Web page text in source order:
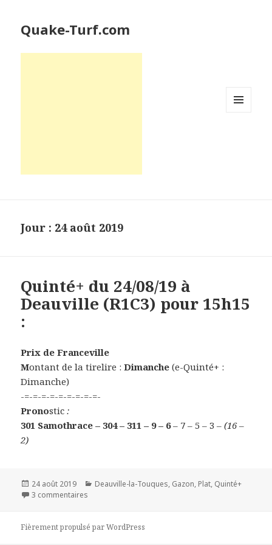
Quake-Turf.com
Jour : 24 août 2019
Quinté+ du 24/08/19 à
Deauville (R1C3) pour 15h15
:
Prix de Franceville
Montant de la tirelire :Dimanche (e-Quinté+ :
Dimanche)
-=-=-=-=-=-=-=-=-=-
Pronostic:
301 Samothrace – 304 – 311 – 9 – 6– 7 – 5 – 3 – (16 –
2)
Publié
le
24 août 2019 Catégories
Deauville-la-Touques, Gazon, Plat, Quinté+
3 commentaires
Fièrement propulsé par WordPress